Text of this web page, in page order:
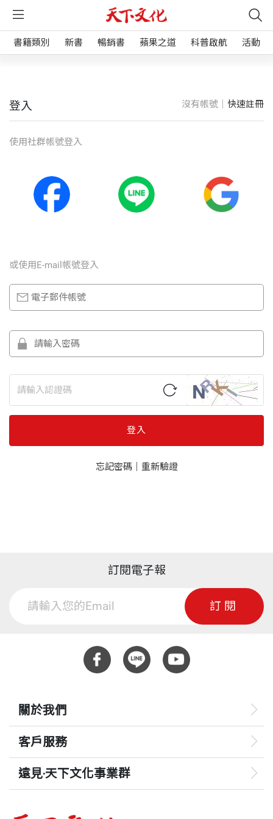
書籍類別 新書 暢銷書 蘋果之道 科普啟航 活動
登入 沒有帳號｜ 快速註冊
使⽤社群帳號登入
或使⽤E-mail帳號登入
登入
忘記密碼｜ 重新驗證
訂閱電子報
訂閱
關於我們
客戶服務
遠見‧天下文化事業群